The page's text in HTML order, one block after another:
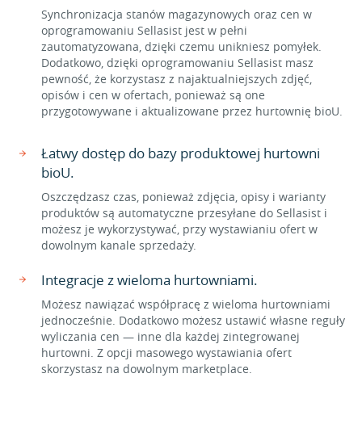
Synchronizacja stanów magazynowych oraz cen w
oprogramowaniu Sellasist jest w pełni
zautomatyzowana, dzięki czemu unikniesz pomyłek.
Dodatkowo, dzięki oprogramowaniu Sellasist masz
pewność, że korzystasz z najaktualniejszych zdjęć,
opisów i cen w ofertach, ponieważ są one
przygotowywane i aktualizowane przez hurtownię bioU.
Łatwy dostęp do bazy produktowej hurtowni
bioU.
Oszczędzasz czas, ponieważ zdjęcia, opisy i warianty
produktów są automatyczne przesyłane do Sellasist i
możesz je wykorzystywać, przy wystawianiu ofert w
dowolnym kanale sprzedaży.
Integracje z wieloma hurtowniami.
Możesz nawiązać współpracę z wieloma hurtowniami
jednocześnie. Dodatkowo możesz ustawić własne reguły
wyliczania cen — inne dla każdej zintegrowanej
hurtowni. Z opcji masowego wystawiania ofert
skorzystasz na dowolnym marketplace.